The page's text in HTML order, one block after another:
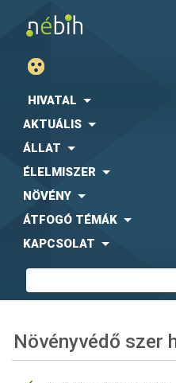
HIVATAL
AKTUÁLIS
ÁLLAT
ÉLELMISZER
NÖVÉNY
ÁTFOGÓ TÉMÁK
KAPCSOLAT
Növényvédő szer